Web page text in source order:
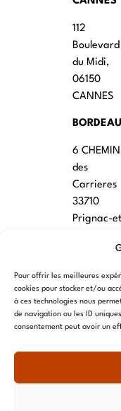
Pour offrir les meilleures
cookies pour stocker et/ou
à ces technologies nous
de navigation ou les ID
consentement peut avoir un
112
Boulevard
du Midi,
06150
CANNES
6 CHEMIN
des
Carrieres
33710
Prignac-
7 rue des
écoles
34790
© AME